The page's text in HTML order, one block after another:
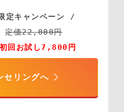
定キャンペーン /
定価22,000円
回お試し7,800円
セリングへ